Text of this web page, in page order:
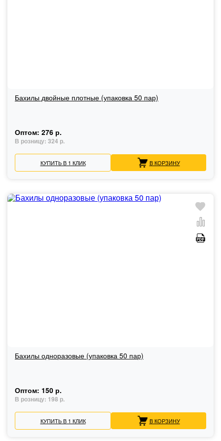
Бахилы двойные плотные (упаковка 50 пар)
Оптом: 276 р.
В розницу: 324 р.
КУПИТЬ В 1 КЛИК В КОРЗИНУ
Бахилы одноразовые (упаковка 50 пар)
Оптом: 150 р.
В розницу: 198 р.
КУПИТЬ В 1 КЛИК В КОРЗИНУ